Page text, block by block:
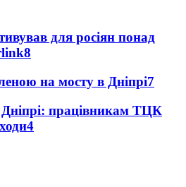
для росіян понад
8
на мосту в Дніпрі7
Дніпрі: працівникам ТЦК
4